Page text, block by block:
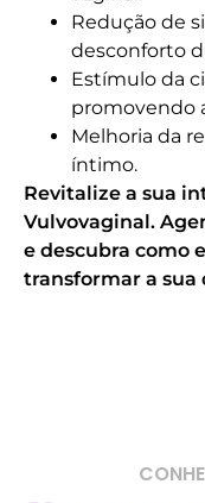
Redução de
desconforto
Estímulo da
promovendo
Melhoria da
íntimo.
Revitalize a sua
Vulvovaginal.
e descubra como
transformar a